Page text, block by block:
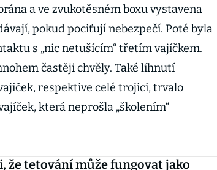
a ve zvukotěsném boxu vystavena
pokud pociťují nebezpečí. Poté byla
s „nic netušícím“ třetím vajíčkem.
častěji chvěly. Také líhnutí
respektive celé trojici, trvalo
která neprošla „školením“
že tetování může fungovat jako